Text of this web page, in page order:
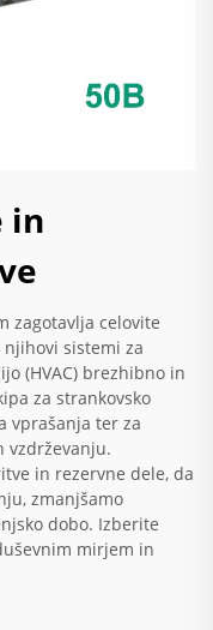
in
zagotavlja celovite
sistemi za
(HVAC) brezhibno in
za strankovsko
vprašanja ter za
vzdrževanju.
in rezervne dele, da
zmanjšamo
dobo. Izberite
mirjem in